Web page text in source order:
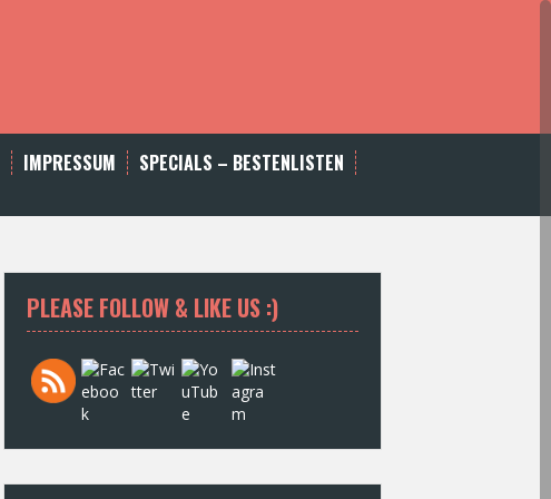
IMPRESSUM
SPECIALS – BESTENLISTEN
PLEASE FOLLOW & LIKE US :)